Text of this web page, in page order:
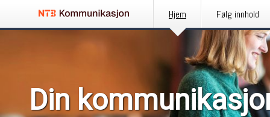
Hjem Følg innhold
Din